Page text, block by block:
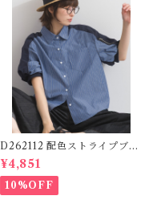
D262112 配色ストライプブラ
ウス / Color Block Stripe R
elaxed Blouse 【re-stock】
¥4,851
10%OFF